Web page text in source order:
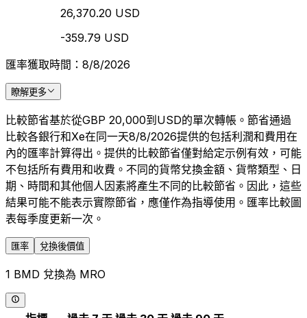
26,370.20 USD
-359.79 USD
匯率獲取時間：8/8/2026
瞭解更多
比較節省基於從GBP 20,000到USD的單次轉帳。節省通過
比較各銀行和Xe在同一天8/8/2026提供的包括利潤和費用在
內的匯率計算得出。提供的比較節省僅對給定示例有效，可能
不包括所有費用和收費。不同的貨幣兌換金額、貨幣類型、日
期、時間和其他個人因素將產生不同的比較節省。因此，這些
結果可能不能表示實際節省，應僅作為指導使用。匯率比較圖
表每季度更新一次。
匯率 兌換後價值
1 BMD 兌換為 MRO